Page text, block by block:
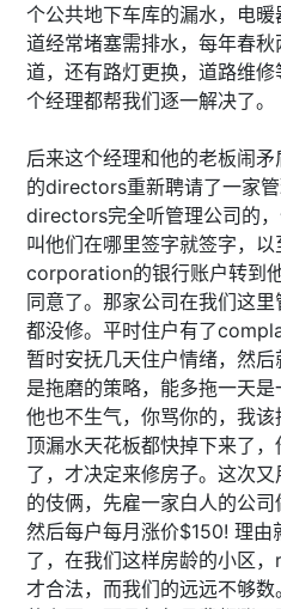
个公共地下车库的漏水，电
道经常堵塞需排水，每年春
道，还有路灯更换，道路维
个经理都帮我们逐一解决了。
后来这个经理和他的老板闹
的directors重新聘请了一家
directors完全听管理公司的，
叫他们在哪里签字就签字，
corporation的银行账户转到
同意了。那家公司在我们这
都没修。平时住户有了
暂时安抚几天住户情绪，然
是拖磨的策略，能多拖一天是
他也不生气，你骂你的，我
顶漏水天花板都快掉下来了
了，才决定来修房子。这次
的伎俩，先雇一家白人的公
然后每户每月涨价$150! 理
了，在我们这样房龄的小区
才合法，而我们的远远不够